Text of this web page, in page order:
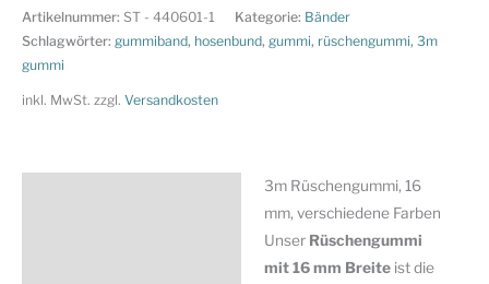
m
-
3m
Rüschengummi,
-
Artikelnummer: ST - 440601-1 Kategorie: Bänder
Schlagwörter: gummiband, hosenbund, gummi, rüschengummi, 3m
gummi
inkl. MwSt. zzgl. Versandkosten
3m Rüschengummi, 16
mm, verschiedene Farben
Unser Rüschengummi
mit 16 mm Breiteist die